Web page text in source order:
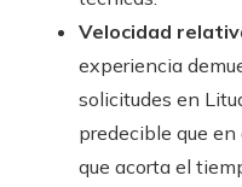
Velocidad
experiencia
solicitudes en
predecible que
que acorta el